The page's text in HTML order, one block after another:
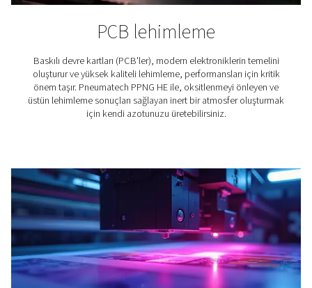
Şarap yapımı
imalathaneleri için doğru azot çözümünü bulmak çok